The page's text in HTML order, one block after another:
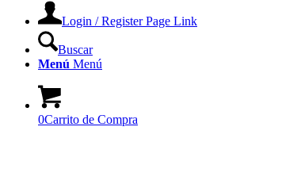
Login / Register Page Link
Buscar
Menú Menú
0Carrito de Compra